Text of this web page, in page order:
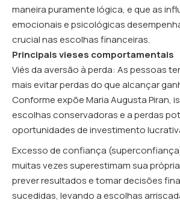
maneira puramente lógica, e que as
emocionais e psicológicas
crucial nas escolhas financeiras.
Principais vieses comportamentais
Viés da aversão à perda: As pessoas
mais evitar perdas do que alcançar
Conforme expõe Maria Augusta Piran,
escolhas conservadoras e a perdas
oportunidades de investimento
Excesso de confiança
muitas vezes superestimam sua
prever resultados e tomar decisões
sucedidas, levando a escolhas